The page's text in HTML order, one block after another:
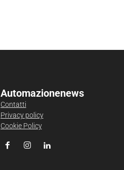
Automazionenews
Contatti
Privacy policy
Cookie Policy